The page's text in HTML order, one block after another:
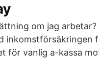
om jag
inkomstförsäkringen
för vanlig a-kassa